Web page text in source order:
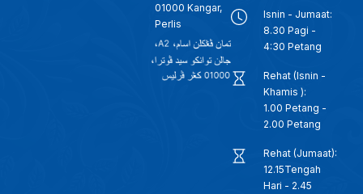
01000 Kangar,
Perlis
Isnin - Jumaat:
8.30 Pagi -
4:30 Petang
Rehat (Isnin -
Khamis ):
1.00 Petang -
2.00 Petang
Rehat (Jumaat):
12.15Tengah
Hari - 2.45